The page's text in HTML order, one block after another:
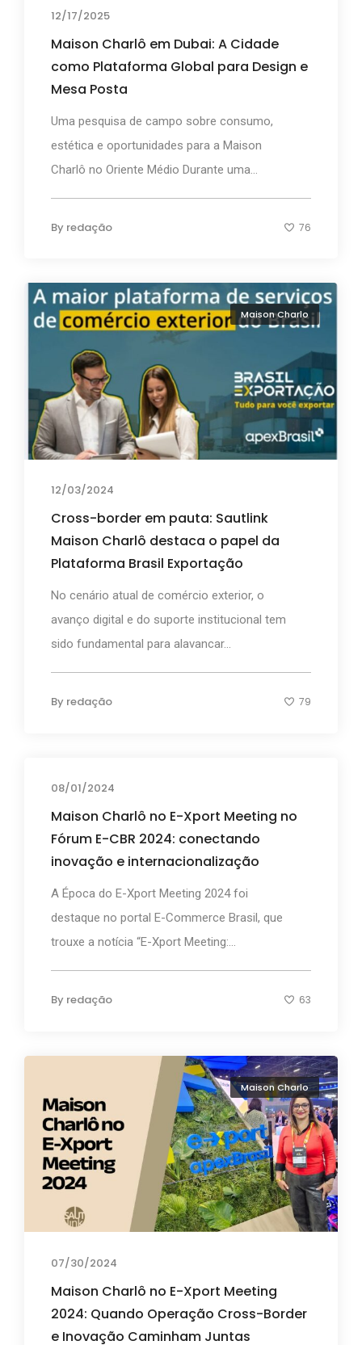
12/17/2025
Maison Charlô em Dubai: A Cidade
como Plataforma Global para Design e
Mesa Posta
Uma pesquisa de campo sobre consumo,
estética e oportunidades para a Maison
Charlô no Oriente Médio Durante uma...
By redação 76
Maison Charlo
12/03/2024
Cross-border em pauta: Sautlink
Maison Charlô destaca o papel da
Plataforma Brasil Exportação
No cenário atual de comércio exterior, o
avanço digital e do suporte institucional tem
sido fundamental para alavancar...
By redação 79
08/01/2024
Maison Charlô no E-Xport Meeting no
Fórum E-CBR 2024: conectando
inovação e internacionalização
A Época do E-Xport Meeting 2024 foi
destaque no portal E-Commerce Brasil, que
trouxe a notícia “E-Xport Meeting:...
By redação 63
Maison Charlo
07/30/2024
Maison Charlô no E-Xport Meeting
2024: Quando Operação Cross-Border
e Inovação Caminham Juntas